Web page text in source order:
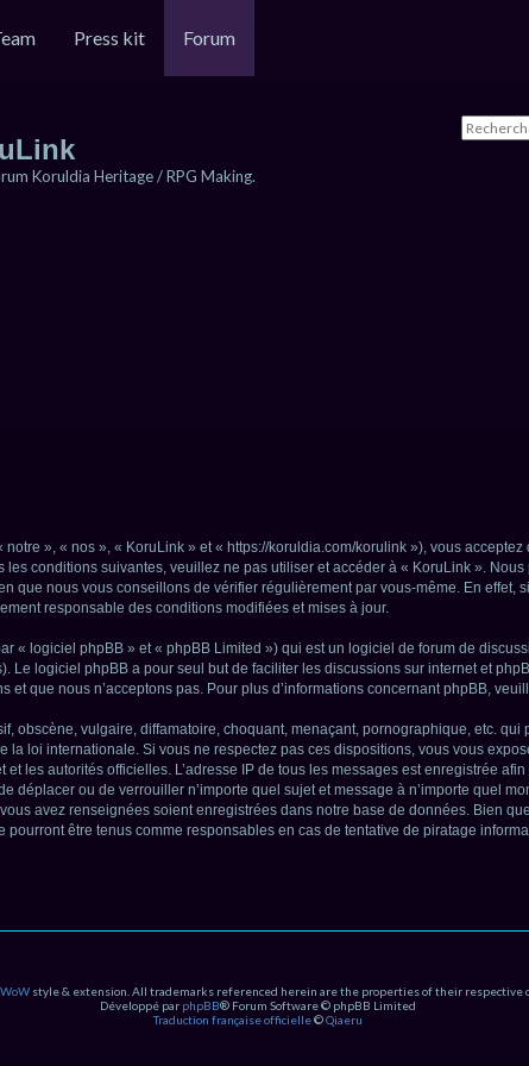
Press kit Forum
Koruldia Heritage / RPG Making.
», « nos », « KoruLink » et « https://koruldia.com/korulink »), vous
les conditions suivantes, veuillez ne pas utiliser et accéder à « KoruLink ».
que nous vous conseillons de vérifier régulièrement par vous-même. En effet,
responsable des conditions modifiées et mises à jour.
« logiciel phpBB » et « phpBB Limited ») qui est un logiciel de forum de
Le logiciel phpBB a pour seul but de faciliter les discussions sur internet et
que nous n’acceptons pas. Pour plus d’informations concernant phpBB,
obscène, vulgaire, diffamatoire, choquant, menaçant, pornographique, etc.
loi internationale. Si vous ne respectez pas ces dispositions, vous vous
les autorités officielles. L’adresse IP de tous les messages est enregistrée
déplacer ou de verrouiller n’importe quel sujet et message à n’importe quel
avez renseignées soient enregistrées dans notre base de données. Bien
être tenus comme responsables en cas de tentative de piratage
style & extension. All trademarks referenced herein are the properties of their respective
Développé par phpBB® Forum Software © phpBB Limited
Traduction française officielle©Qiaeru